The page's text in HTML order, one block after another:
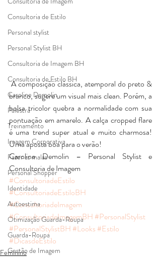
Consultoria de Estilo
Personal stylist
Personal Stylist BH
Consultoria de Imagem BH
Consultoria de Estilo BH
Caroline Demolin
Palestra
Treinamento
Imagem Corporativa
Fazer as malas
Personal Shopper
Identidade
Autoestima
Otimização Guarda-Roupa
Guarda-Roupa
Gestão de Imagem
A composição clássica, atemporal do preto &
branco, sugere um visual mais clean. Porém, a
bolsa tricolor quebra a normalidade com sua
pontuação em amarelo. A calça cropped flare
é uma trend super atual e muito charmosa!
Uma aposta boa para o verão!
Caroline Demolin – Personal Stylist e
Consultoria de Imagem
#ConsultoriadeEstilo
#ConsultoriadeEstiloBH
#ConsultoriadeImagem
#ConsultoriadeImagemBH #PersonalStylist
#PersonalStylistBH #Looks #Estilo
#DicasdeEstilo
Feminino